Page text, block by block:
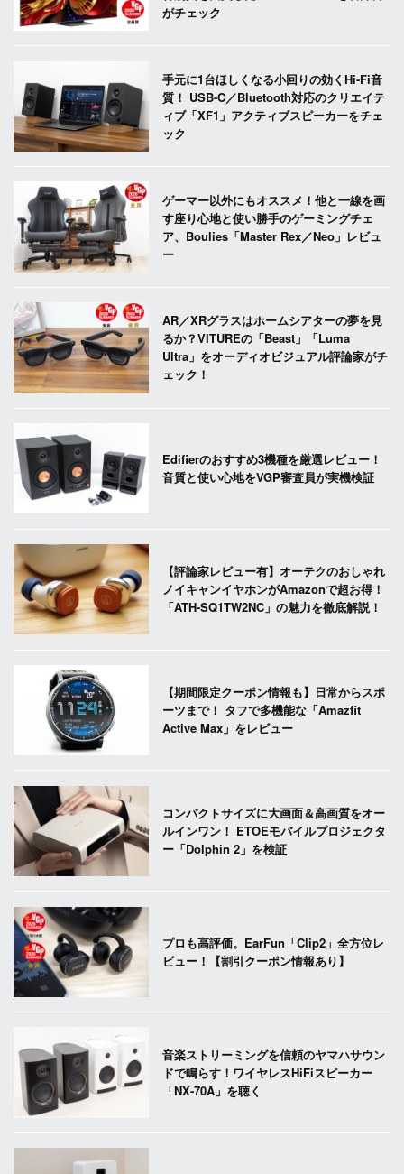
がチェック
手元に1台ほしくなる小回りの効くHi-Fi音
質！ USB-C／Bluetooth対応のクリエイテ
ィブ「XF1」アクティブスピーカーをチェ
ック
ゲーマー以外にもオススメ！他と一線を画
す座り心地と使い勝手のゲーミングチェ
ア、Boulies「Master Rex／Neo」レビュ
ー
AR／XRグラスはホームシアターの夢を見
るか？VITUREの「Beast」「Luma
Ultra」をオーディオビジュアル評論家がチ
ェック！
Edifierのおすすめ3機種を厳選レビュー！
音質と使い心地をVGP審査員が実機検証
【評論家レビュー有】オーテクのおしゃれ
ノイキャンイヤホンがAmazonで超お得！
「ATH-SQ1TW2NC」の魅力を徹底解説！
【期間限定クーポン情報も】日常からスポ
ーツまで！ タフで多機能な「Amazfit
Active Max」をレビュー
コンパクトサイズに大画面＆高画質をオー
ルインワン！ ETOEモバイルプロジェクタ
ー「Dolphin 2」を検証
プロも高評価。EarFun「Clip2」全方位レ
ビュー！【割引クーポン情報あり】
音楽ストリーミングを信頼のヤマハサウン
ドで鳴らす！ワイヤレスHiFiスピーカー
「NX-70A」を聴く